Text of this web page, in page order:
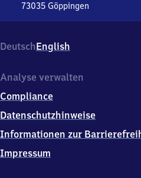
73035 Göppingen
Str.,
7
0
5
Göppingen
DeutschEnglish
Analyse verwalten
Compliance
Datenschutzhinweise
Informationen zur
Impressum